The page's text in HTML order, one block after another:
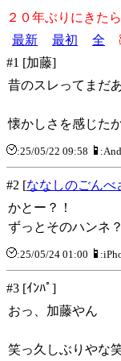
２０年ぶりにきたら
最新
最初
全
#1 [加藤]
昔のスレってまだ
懐かしさを感じた
:25/05/22 09:58
#2 [ななしのごんべ
かとー？！
ずっとそのハンネ？
:25/05/24 01:00
#3 [ｲﾝﾊﾟ]
おっ、加藤やん
笑っ久しぶりやな